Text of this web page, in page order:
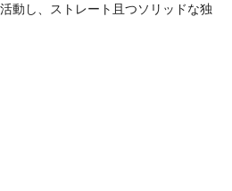
動し、ストレート且つソリッドな独